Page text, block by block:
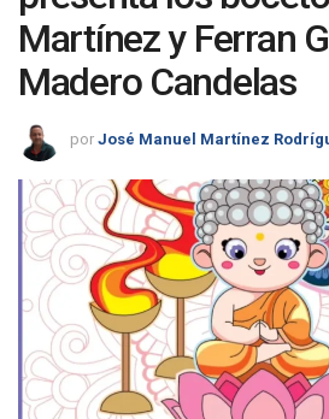
Martínez y Ferran
Madero Candelas
por José Manuel Martínez